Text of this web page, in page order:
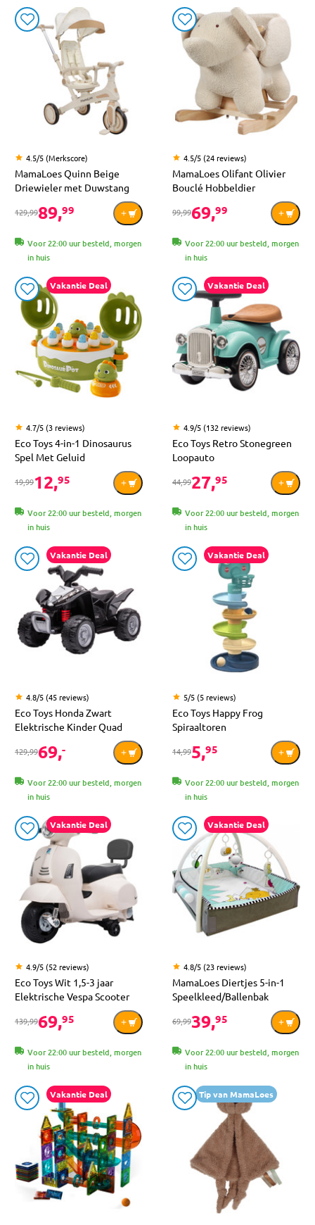
4.5/5 (Merkscore)
MamaLoes Quinn Beige
Driewieler met Duwstang
129,9989,99
Voor 22:00 uur besteld, morgen
in huis
4.5/5 (24 reviews)
MamaLoes Olifant Olivier
Bouclé Hobbeldier
99,9969,99
Voor 22:00 uur besteld, morgen
in huis
Vakantie Deal
4.7/5 (3 reviews)
Eco Toys 4-in-1 Dinosaurus
Spel Met Geluid
19,9912,95
Voor 22:00 uur besteld, morgen
in huis
Vakantie Deal
4.9/5 (132 reviews)
Eco Toys Retro Stonegreen
Loopauto
44,9927,95
Voor 22:00 uur besteld, morgen
in huis
Vakantie Deal
4.8/5 (45 reviews)
Eco Toys Honda Zwart
Elektrische Kinder Quad
129,9969,-
Voor 22:00 uur besteld, morgen
in huis
Vakantie Deal
5/5 (5 reviews)
Eco Toys Happy Frog
Spiraaltoren
14,995,95
Voor 22:00 uur besteld, morgen
in huis
Vakantie Deal
4.9/5 (52 reviews)
Eco Toys Wit 1,5-3 jaar
Elektrische Vespa Scooter
139,9969,95
Voor 22:00 uur besteld, morgen
in huis
Vakantie Deal
4.8/5 (23 reviews)
MamaLoes Diertjes 5-in-1
Speelkleed/Ballenbak
69,9939,95
Voor 22:00 uur besteld, morgen
in huis
Vakantie Deal Tip van MamaLoes